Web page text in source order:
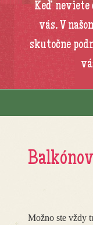
Keď neviete
vás. V
skutočne
Možno ste vždy